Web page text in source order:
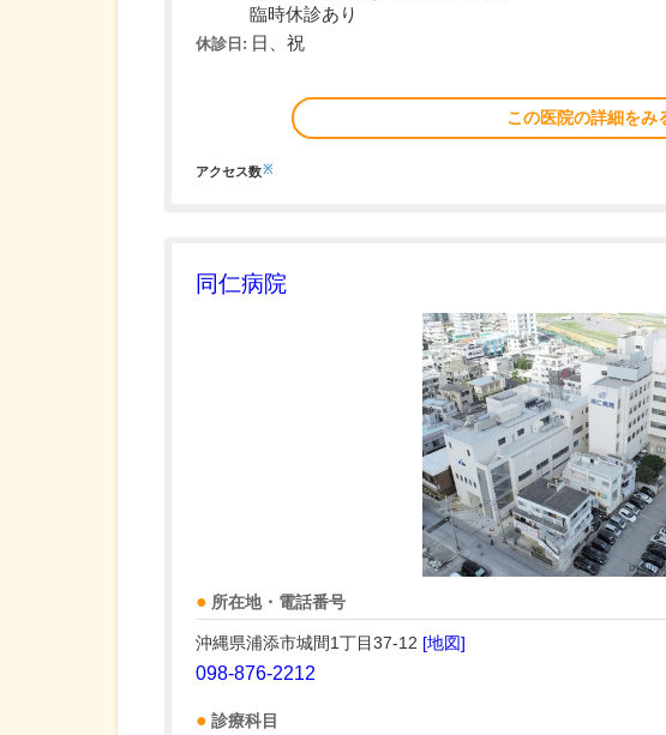
臨時休診あり
休診日: 日、祝
この医院の詳細をみ
アクセス数※
同仁病院
所在地・電話番号
沖縄県浦添市城間1丁目37-12 [地図]
098-876-2212
診療科目